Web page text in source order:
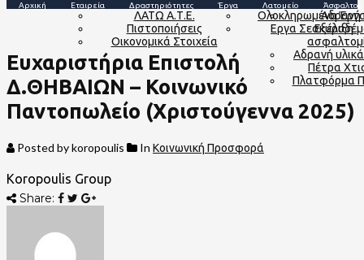
Αρχική Εταιρεία
ΛΑΤΩ Α.Τ.Ε.
Πιστοποιήσεις
Οικονομικά Στοιχεία
Δραστηριότητες Έργα
Ολοκληρωμένα
Εργα Σε Εξέλιξη
Λατομείο
Αδρανή
Αδρανή
Πέτρα
Πλατφόρμα
Άσφαλτος
Ευχαριστήρια Επιστολή
Δ.ΘΗΒΑΙΩΝ – Κοινωνικό
Παντοπωλείο (Χριστούγεννα 2025)
Posted by koropoulis In Κοινωνική Προσφορά
Share: